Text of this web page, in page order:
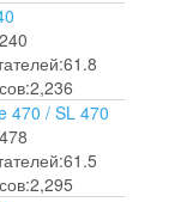
240
61.8
2,236
470 / SL 470
478
61.5
2,295